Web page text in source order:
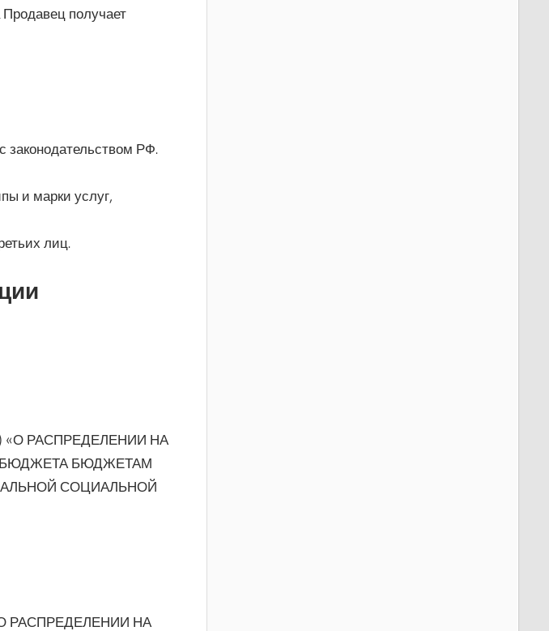
получает
законодательством РФ.
и марки услуг,
лиц.
«О РАСПРЕДЕЛЕНИИ НА
БЮДЖЕТА БЮДЖЕТАМ
СОЦИАЛЬНОЙ
«О РАСПРЕДЕЛЕНИИ НА